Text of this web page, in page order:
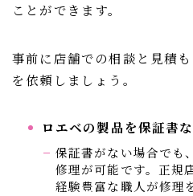
ことができます。
事前に店舗での相談と見積
を依頼しましょう。
ロエベの製品を保証書
保証書がない場合でも
修理が可能です。正規
経験豊富な職人が修理